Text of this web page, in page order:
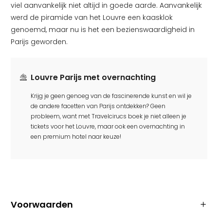
viel aanvankelijk niet altijd in goede aarde. Aanvankelijk
werd de piramide van het Louvre een kaasklok
genoemd, maar nu is het een bezienswaardigheid in
Parijs geworden.
Louvre Parijs met overnachting
Krijg je geen genoeg van de fascinerende kunst en wil je
de andere facetten van Parijs ontdekken? Geen
probleem, want met Travelcirucs boek je niet alleen je
tickets voor het Louvre, maar ook een overnachting in
een premium hotel naar keuze!
Voorwaarden